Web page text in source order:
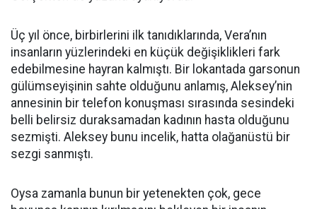
Üç yıl önce, birbirlerini ilk tanıdıklarında, Vera’nın
insanların yüzlerindeki en küçük değişiklikleri fark
edebilmesine hayran kalmıştı. Bir lokantada garsonun
gülümseyişinin sahte olduğunu anlamış, Aleksey’nin
annesinin bir telefon konuşması sırasında sesindeki
belli belirsiz duraksamadan kadının hasta olduğunu
sezmişti. Aleksey bunu incelik, hatta olağanüstü bir
sezgi sanmıştı.
Oysa zamanla bunun bir yetenekten çok, gece